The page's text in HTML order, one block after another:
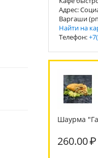
Адрес:
Варгаши
Найти на
Телефон:
Шаурма
260.00₽